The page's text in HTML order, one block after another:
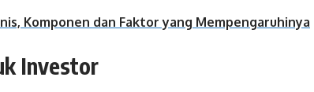
Komponen dan Faktor yang Mempengaruhinya
Investor